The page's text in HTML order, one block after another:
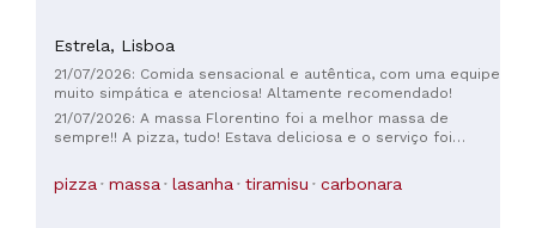
Estrela, Lisboa
21/07/2026: Comida sensacional e autêntica, com uma equipe
muito simpática e atenciosa! Altamente recomendado!
21/07/2026: A massa Florentino foi a melhor massa de
sempre!! A pizza, tudo! Estava deliciosa e o serviço foi
especiais para a receita! Obrigado!!!
pizza massa lasanha tiramisu carbonara